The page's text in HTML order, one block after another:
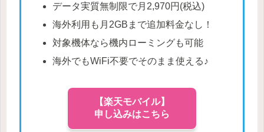
データ実質無制限で月2,970円(税込)
海外利用も月2GBまで追加料金なし！
対象機体なら機内ローミングも可能
海外でもWiFi不要でそのまま使える♪
【楽天モバイル】
申し込みはこちら